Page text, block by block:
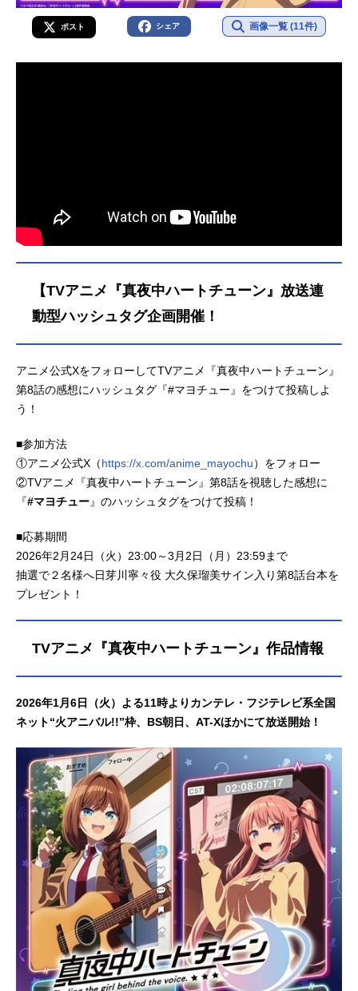
ポスト シェア 画像一覧 (11件)
【TVアニメ『真夜中ハートチューン』放送連
動型ハッシュタグ企画開催！
アニメ公式XをフォローしてTVアニメ『真夜中ハートチューン』
第8話の感想にハッシュタグ『#マヨチュー』をつけて投稿しよ
う！
■参加方法
①アニメ公式X（https://x.com/anime_mayochu）をフォロー
②TVアニメ『真夜中ハートチューン』第8話を視聴した感想に
『#マヨチュー』のハッシュタグをつけて投稿！
■応募期間
2026年2月24日（火）23:00～3月2日（月）23:59まで
抽選で２名様へ日芽川寧々役 大久保瑠美サイン入り第8話台本を
プレゼント！
TVアニメ『真夜中ハートチューン』作品情報
2026年1月6日（火）よる11時よりカンテレ・フジテレビ系全国
ネット“火アニバル!!”枠、BS朝日、AT-Xほかにて放送開始！